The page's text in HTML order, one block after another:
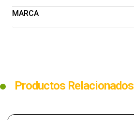
MARCA
Productos Relacionados